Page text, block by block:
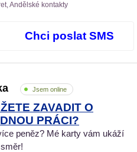
Andělské kontakty
Chci poslat SMS
Jsem online
ZAVADIT O
PRÁCI?
peněz? Mé karty vám ukáží